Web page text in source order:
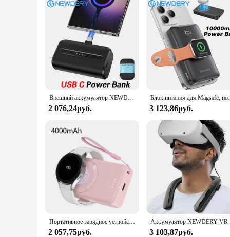
Внешний аккумулятор NEWDERY с USB-портом, 6600 мАч
2 076,24руб.
Блок питания для Magsafe,
3 123,86руб.
Портативное зарядное устройство NEWDERY для Galaxy Watch 7 Ultra 6 Classic 5 Pro 4 3,Active 2/1,Gear S4 S3 Watch, магнитный беспроводной внешний аккумулятор
2 057,75руб. 3 103,87руб.